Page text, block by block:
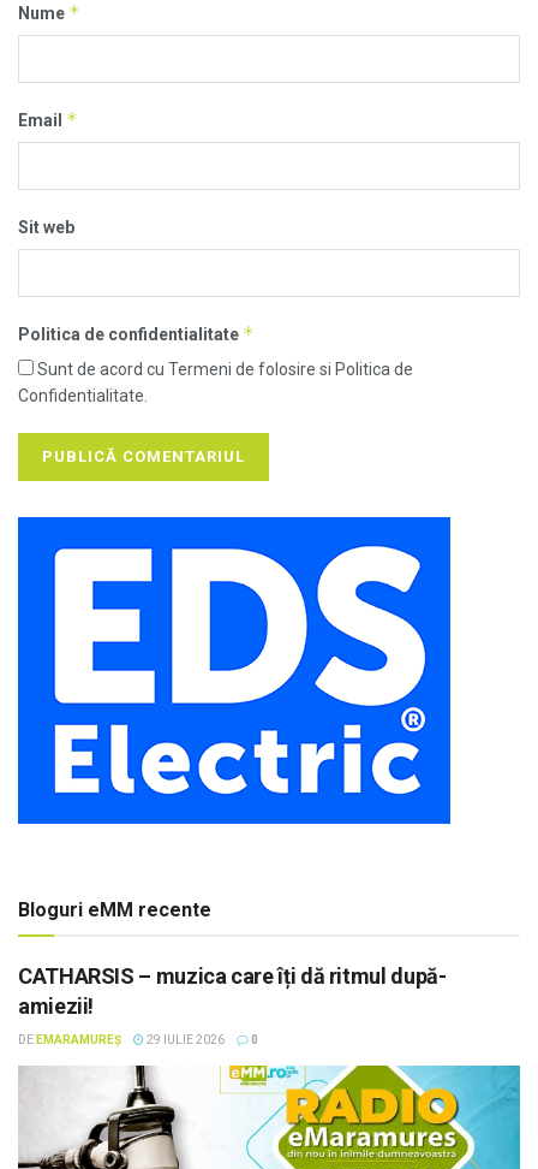
Nume *
Email *
Sit web
Politica de confidentialitate *
Sunt de acord cu Termeni de folosire si Politica de
Confidentialitate.
Bloguri eMM recente
CATHARSIS – muzica care îți dă ritmul după-
amiezii!
DE EMARAMUREȘ 29 IULIE 2026 0